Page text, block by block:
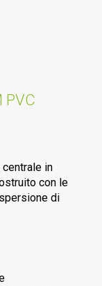
PVC
in
con le
di